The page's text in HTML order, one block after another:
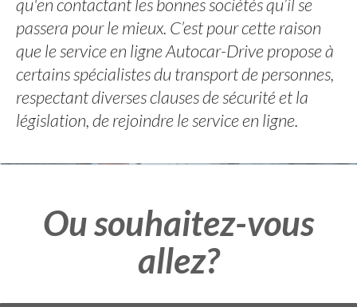
qu'en contactant les bonnes sociétés qu’il se
passera pour le mieux. C’est pour cette raison
que le service en ligne Autocar-Drive propose à
certains spécialistes du transport de personnes,
respectant diverses clauses de sécurité et la
législation, de rejoindre le service en ligne.
Ou souhaitez-vous
allez?